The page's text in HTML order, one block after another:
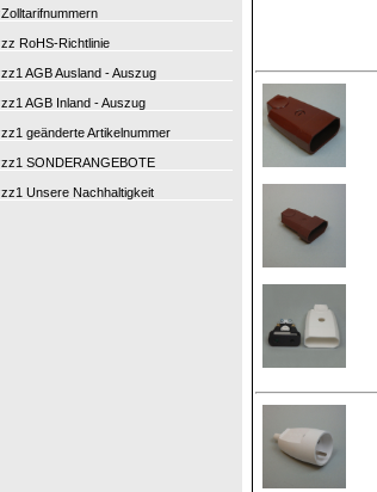
Zolltarifnummern
zz RoHS-Richtlinie
zz1 AGB Ausland - Auszug
zz1 AGB Inland - Auszug
zz1 geänderte Artikelnummer
zz1 SONDERANGEBOTE
zz1 Unsere Nachhaltigkeit